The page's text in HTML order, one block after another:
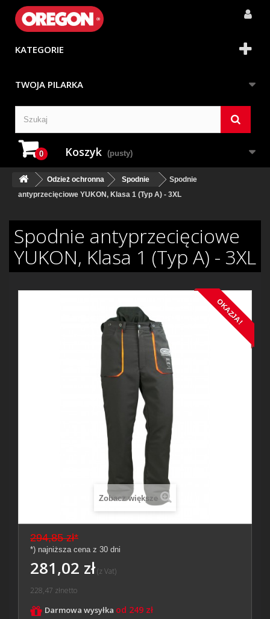
KATEGORIE
TWOJA PILARKA
0 Koszyk (pusty)
Odzież ochronna Spodnie
Spodnie
antyprzecięciowe YUKON, Klasa 1 (Typ A) - 3XL
Spodnie antyprzecięciowe
YUKON, Klasa 1 (Typ A) - 3XL
OKAZJA!
Zobacz większe
294,85 zł*
*) najniższa cena z 30 dni
281,02 zł(z Vat)
228,47 złnetto
Darmowa wysyłka od 249 zł